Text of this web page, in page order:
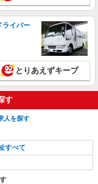
ート7割！病院のパート看
円 ＜交通費全支給(ガソリ
詳細を見る
ライバー
とりあえずキープ
す
人を探す
すべて